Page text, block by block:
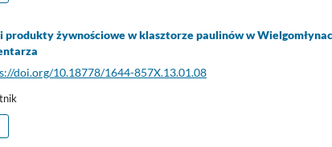
produkty żywnościowe w klasztorze paulinów w
doi.org/10.18778/1644-857X.13.01.08